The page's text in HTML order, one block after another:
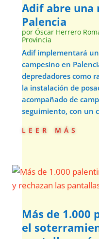
Adif abre una
Palencia
por Óscar Herrero
Provincia
Adif implementará
campesino en
depredadores como
la instalación de
acompañado de
seguimiento, con un
leer más
Más de 1.000
el